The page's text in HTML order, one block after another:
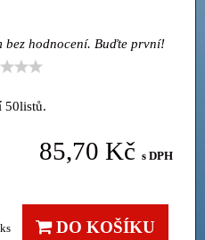
bez hodnocení. Buďte první!
50listů.
85,70 Kč s DPH
ks DO KOŠÍKU